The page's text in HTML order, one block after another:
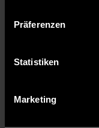
Präferenzen
Statistiken
Marketing